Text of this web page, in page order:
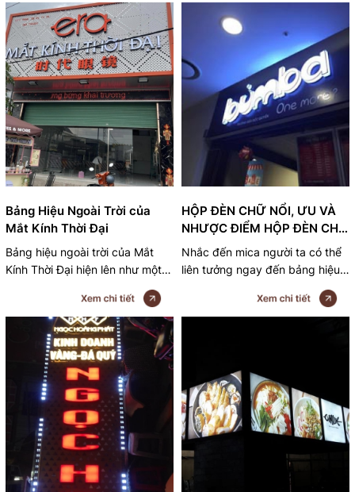
Bảng Hiệu Ngoài Trời của
Mắt Kính Thời Đại
Bảng hiệu ngoài trời của Mắt
Kính Thời Đại hiện lên như một
điểm nhấn sáng tạo giữa phố thị
ồn ào. Với nền màu sắc hiện đại
và thiết kế tinh tế, bảng hiệu thể
hiện sự sang trọng và chuyên
nghiệp của thương hiệu
HỘP ĐÈN CHỮ NỔI, ƯU VÀ
NHƯỢC ĐIỂM HỘP ĐÈN CHỮ
NỔI
Nhắc đến mica người ta có thể
liên tưởng ngay đến bảng hiệu
chữ nổi. Bảng hiệu chữ nổi mica
là phương thức quảng cáo
cùng tìm hiệu về loại bảng hiệu
quảng cáo này với những ưu
nhược điểm của nó.